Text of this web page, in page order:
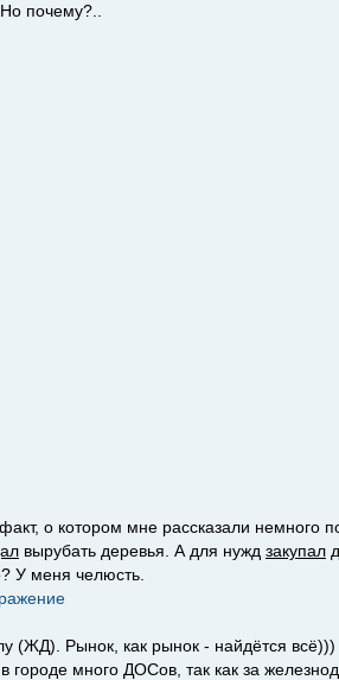
почему?..
о котором мне рассказали немного
вырубать деревья. А для нужд закупал
У меня челюсть.
(ЖД). Рынок, как рынок - найдётся всё)))
городе много ДОСов, так как за